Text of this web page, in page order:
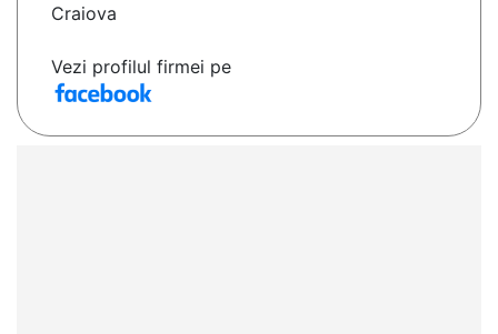
Craiova
Vezi profilul firmei pe